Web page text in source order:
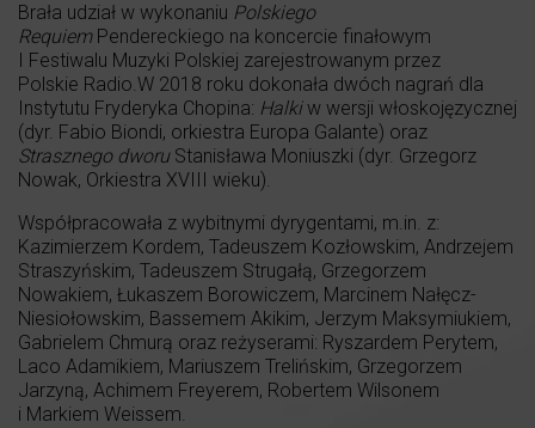
Brała udział w wykonaniu Polskiego
RequiemPendereckiego na koncercie finałowym
I Festiwalu Muzyki Polskiej zarejestrowanym przez
Polskie Radio.W 2018 roku dokonała dwóch nagrań dla
Instytutu Fryderyka Chopina: Halkiw wersji włoskojęzycznej
(dyr. Fabio Biondi, orkiestra Europa Galante) oraz
Strasznego dworuStanisława Moniuszki (dyr. Grzegorz
Nowak, Orkiestra XVIII wieku).
Współpracowała z wybitnymi dyrygentami, m.in. z:
Kazimierzem Kordem, Tadeuszem Kozłowskim, Andrzejem
Straszyńskim, Tadeuszem Strugałą, Grzegorzem
Nowakiem, Łukaszem Borowiczem, Marcinem Nałęcz-
Niesiołowskim, Bassemem Akikim, Jerzym Maksymiukiem,
Gabrielem Chmurą oraz reżyserami: Ryszardem Perytem,
Laco Adamikiem, Mariuszem Trelińskim, Grzegorzem
Jarzyną, Achimem Freyerem, Robertem Wilsonem
i Markiem Weissem.